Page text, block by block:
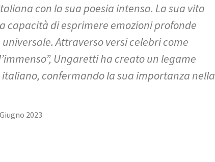
con la sua poesia intensa. La sua vita
capacità di esprimere emozioni profonde
Attraverso versi celebri come
Ungaretti ha creato un legame
confermando la sua importanza nella
2023